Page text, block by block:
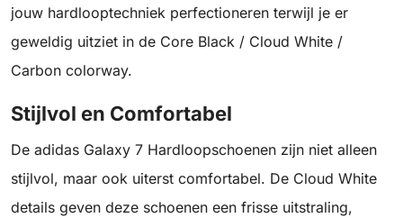
jouw hardlooptechniek perfectioneren terwijl je er
geweldig uitziet in de Core Black / Cloud White /
Carbon colorway.
Stijlvol en Comfortabel
De adidas Galaxy 7 Hardloopschoenen zijn niet alleen
stijlvol, maar ook uiterst comfortabel. De Cloud White
details geven deze schoenen een frisse uitstraling,